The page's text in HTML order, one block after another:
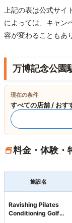
上記の表は公式サイ
によっては、キャン
容が変わることもあ
万博記念公園
現在の条件
すべての店舗 / おす
料金・体験・
施設名
Ravishing Pilates
Conditioning Golf